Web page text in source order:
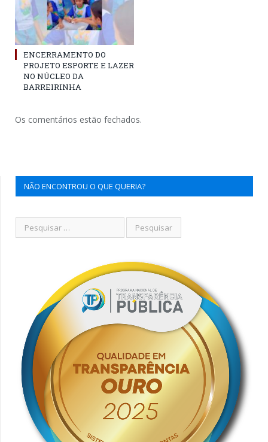
ENCERRAMENTO DO
PROJETO ESPORTE E LAZER
NO NÚCLEO DA
BARREIRINHA
Os comentários estão fechados.
NÃO ENCONTROU O QUE QUERIA?